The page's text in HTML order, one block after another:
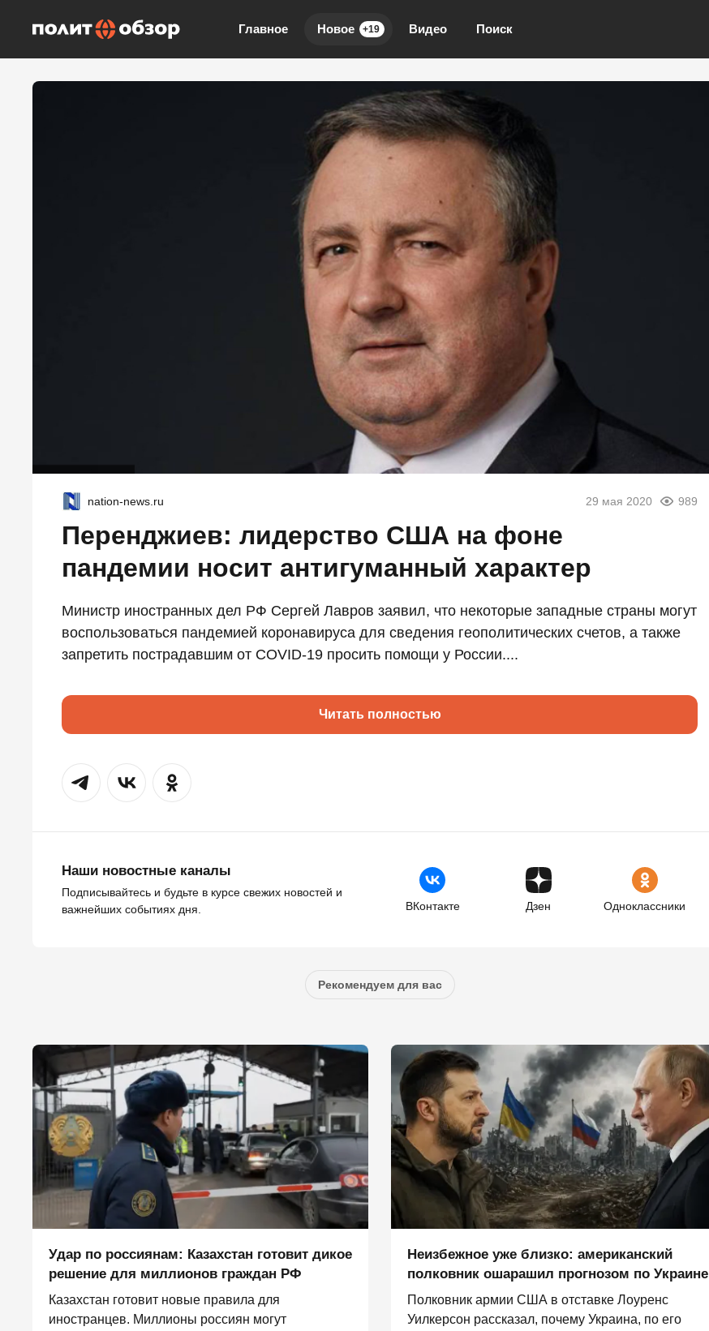
Главное Новое +19 Видео Поиск
nation-news.ru 29 мая 2020 989
Перенджиев: лидерство США на фоне
пандемии носит антигуманный характер
Министр иностранных дел РФ Сергей Лавров заявил, что некоторые западные страны могут
воспользоваться пандемией коронавируса для сведения геополитических счетов, а также
запретить пострадавшим от COVID-19 просить помощи у России....
Читать полностью
Наши новостные каналы
Подписывайтесь и будьте в курсе свежих новостей и
важнейших событиях дня.
ВКонтакте Дзен Одноклассники
Рекомендуем для вас
Удар по россиянам: Казахстан готовит дикое
решение для миллионов граждан РФ
Казахстан готовит новые правила для
иностранцев. Миллионы россиян могут
Неизбежное уже близко: американский
полковник ошарашил прогнозом по Украине
Полковник армии США в отставке Лоуренс
Уилкерсон рассказал, почему Украина, по его